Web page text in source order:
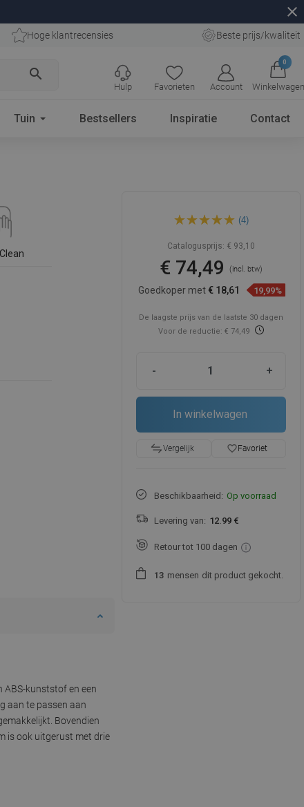
close
Hoge klantrecensies Beste prijs/kwaliteit
search
Favorieten Account
0
Winkelwagen
Hulp
Tuin Bestsellers Inspiratie Contact
ABS-kunststof en een
aan te passen aan
Bovendien
is ook uitgerust met drie
Mexen T05 douchekolom,
zwart - 798050593-70
(4)
Catalogusprijs: € 93,10
€ 74,49(incl. btw)
Goedkoper met € 18,61 19,99%
De laagste prijs van de laatste 30 dagen
Voor de reductie: € 74,49
- +
In winkelwagen
Vergelijk favorite_borderFavoriet
Beschikbaarheid: Op voorraad
Levering van: 12.99 €
Retour tot 100 dagen
1 3 mensen dit product gekocht.